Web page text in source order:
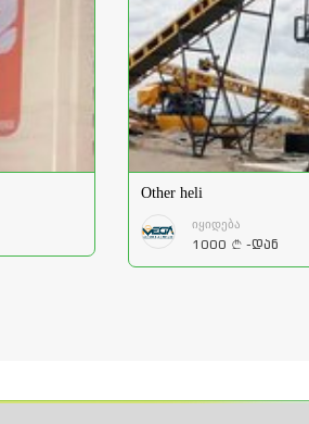
Other heli
იყიდება
1000 a -დან